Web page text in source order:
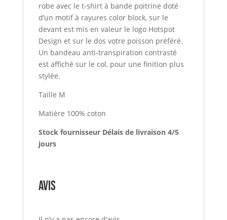
robe avec le t-shirt à bande poitrine doté
d’un motif à rayures color block, sur le
devant est mis en valeur le logo Hotspot
Design et sur le dos votre poisson préféré.
Un bandeau anti-transpiration contrasté
est affiché sur le col, pour une finition plus
stylée.
Taille M
Matière 100% coton
Stock fournisseur Délais de livraison 4/5
jours
Avis